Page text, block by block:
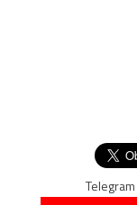
Telegram